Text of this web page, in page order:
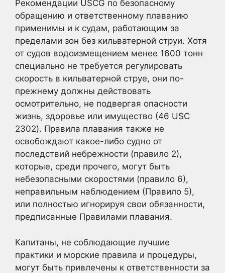
Рекомендации USCG по безопасному
обращению и ответственному плаванию
применимы и к судам, работающим за
пределами зон без кильватерной струи. Хотя
от судов водоизмещением менее 1600 тонн
специально не требуется регулировать
скорость в кильватерной струе, они по-
прежнему должны действовать
осмотрительно, не подвергая опасности
жизнь, здоровье или имущество (46 USC
2302). Правила плавания также не
освобождают какое-либо судно от
последствий небрежности (правило 2),
которые, среди прочего, могут быть
небезопасными скоростями (правило 6),
неправильным наблюдением (Правило 5),
или полностью игнорируя свои обязанности,
предписанные Правилами плавания.
Капитаны, не соблюдающие лучшие
практики и морские правила и процедуры,
могут быть привлечены к ответственности за